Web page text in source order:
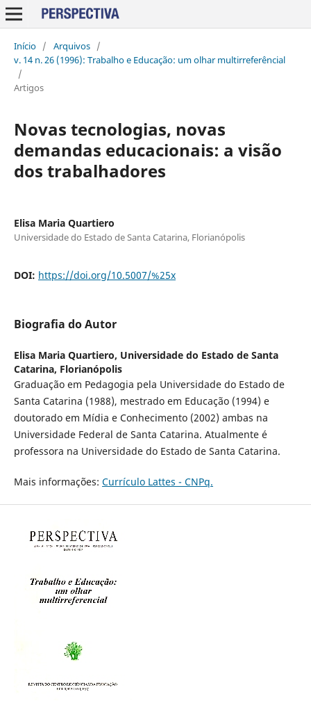
Início / Arquivos /
v. 14 n. 26 (1996): Trabalho e Educação: um olhar multirreferêncial
/
Artigos
Novas tecnologias, novas
demandas educacionais: a visão
dos trabalhadores
Elisa Maria Quartiero
Universidade do Estado de Santa Catarina, Florianópolis
DOI: https://doi.org/10.5007/%25x
Biografia do Autor
Elisa Maria Quartiero, Universidade do Estado de Santa
Catarina, Florianópolis
Graduação em Pedagogia pela Universidade do Estado de
Santa Catarina (1988), mestrado em Educação (1994) e
doutorado em Mídia e Conhecimento (2002) ambas na
Universidade Federal de Santa Catarina. Atualmente é
professora na Universidade do Estado de Santa Catarina.
Mais informações: Currículo Lattes - CNPq.